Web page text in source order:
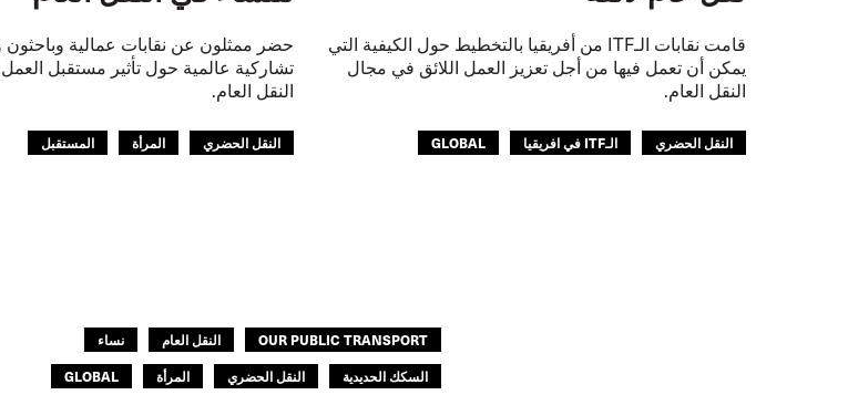
قامت نقابات الـITF من أفريقيا بالتخطيط حول الكيفية التي
يمكن أن تعمل فيها من أجل تعزيز العمل اللائق في مجال
النقل العام.
النقل الحضري الـITF في افريقيا GLOBAL
حضر ممثلون عن نقابات عمالية
تشاركية عالمية حول تأثير مستقبل
النقل العام.
النقل الحضري المرأة
المستقبل
OUR PUBLIC TRANSPORT النقل العام
نساء
السكك الحديدية
النقل الحضري المرأة GLOBAL